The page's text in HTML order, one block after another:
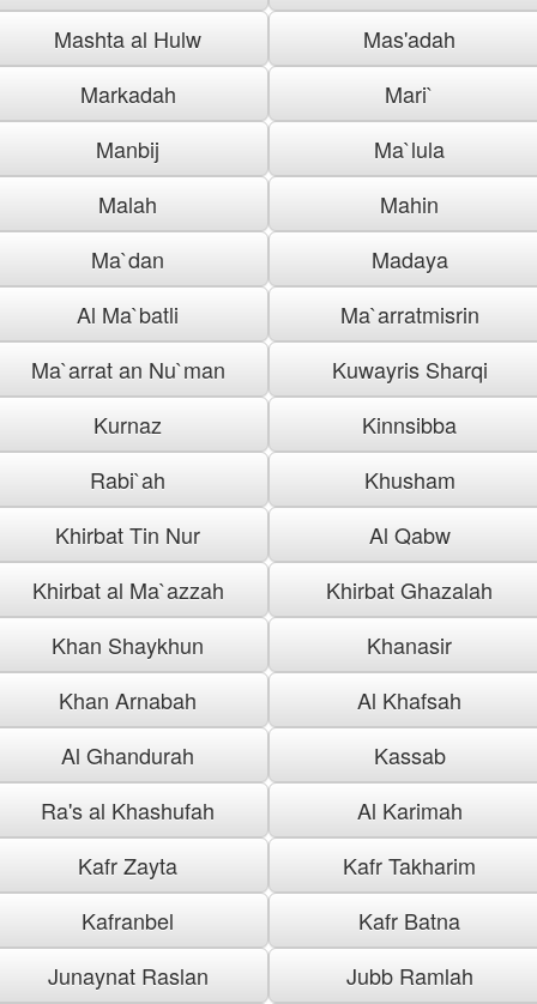
Mashta al Hulw
Mas'adah
Markadah
Mari`
Manbij
Ma`lula
Malah
Mahin
Ma`dan
Madaya
Al Ma`batli
Ma`arratmisrin
Ma`arrat an Nu`man
Kuwayris Sharqi
Kurnaz
Kinnsibba
Rabi`ah
Khusham
Khirbat Tin Nur
Al Qabw
Khirbat al Ma`azzah
Khirbat Ghazalah
Khan Shaykhun
Khanasir
Khan Arnabah
Al Khafsah
Al Ghandurah
Kassab
Ra's al Khashufah
Al Karimah
Kafr Zayta
Kafr Takharim
Kafranbel
Kafr Batna
Junaynat Raslan
Jubb Ramlah